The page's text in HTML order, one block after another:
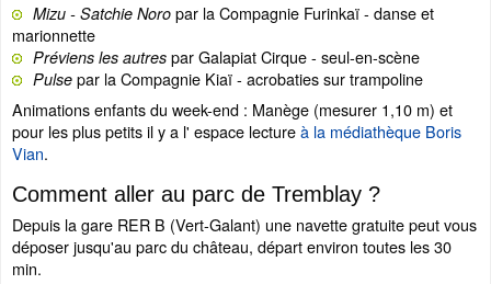
Mizu - Satchie Noro par la Compagnie Furinkaï - danse et
marionnette
Préviens les autres par Galapiat Cirque - seul-en-scène
Pulse par la Compagnie Kiaï - acrobaties sur trampoline
Animations enfants du week-end : Manège (mesurer 1,10 m) et
pour les plus petits il y a l' espace lectureà la médiathèque Boris
Vian.
Comment aller au parc de Tremblay ?
Depuis la gare RER B (Vert-Galant) une navette gratuite peut vous
déposer jusqu'au parc du château, départ environ toutes les 30
min.